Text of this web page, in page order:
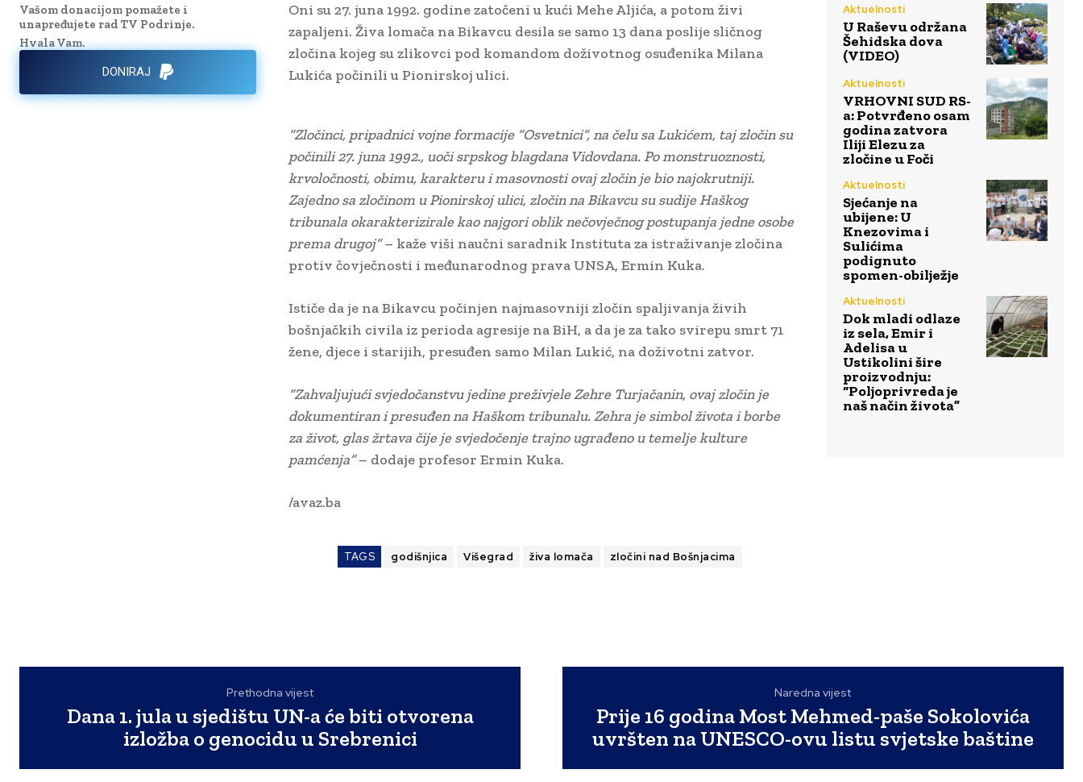
Vašom donacijom pomažete i
unapređujete rad TV Podrinje.
Hvala Vam.
DONIRAJ
Oni su 27. juna 1992. godine zatočeni u kući Mehe Aljića, a potom živi
zapaljeni. Živa lomača na Bikavcu desila se samo 13 dana poslije sličnog
zločina kojeg su zlikovci pod komandom doživotnog osuđenika Milana
Lukića počinili u Pionirskoj ulici.
“Zločinci, pripadnici vojne formacije “Osvetnici”, na čelu sa Lukićem, taj zločin su
počinili 27. juna 1992., uoči srpskog blagdana Vidovdana. Po monstruoznosti,
krvoločnosti, obimu, karakteru i masovnosti ovaj zločin je bio najokrutniji.
Zajedno sa zločinom u Pionirskoj ulici, zločin na Bikavcu su sudije Haškog
tribunala okarakterizirale kao najgori oblik nečovječnog postupanja jedne osobe
prema drugoj”– kaže viši naučni saradnik Instituta za istraživanje zločina
protiv čovječnosti i međunarodnog prava UNSA, Ermin Kuka.
Ističe da je na Bikavcu počinjen najmasovniji zločin spaljivanja živih
bošnjačkih civila iz perioda agresije na BiH, a da je za tako svirepu smrt 71
žene, djece i starijih, presuđen samo Milan Lukić, na doživotni zatvor.
“Zahvaljujući svjedočanstvu jedine preživjele Zehre Turjačanin, ovaj zločin je
dokumentiran i presuđen na Haškom tribunalu. Zehra je simbol života i borbe
za život, glas žrtava čije je svjedočenje trajno ugrađeno u temelje kulture
pamćenja”– dodaje profesor Ermin Kuka.
/avaz.ba
TAGS godišnjica Višegrad živa lomača zločini nad Bošnjacima
Aktuelnosti
U Raševu održana
Šehidska dova
(VIDEO)
Aktuelnosti
VRHOVNI SUD RS-
a: Potvrđeno osam
godina zatvora
Iliji Elezu za
zločine u Foči
Aktuelnosti
Sjećanje na
ubijene: U
Knezovima i
Sulićima
podignuto
spomen-obilježje
Aktuelnosti
Dok mladi odlaze
iz sela, Emir i
Adelisa u
Ustikolini šire
proizvodnju:
“Poljoprivreda je
naš način života”
Prethodna vijest
Dana 1. jula u sjedištu UN-a će biti otvorena
izložba o genocidu u Srebrenici
Naredna vijest
Prije 16 godina Most Mehmed-paše Sokolovića
uvršten na UNESCO-ovu listu svjetske baštine